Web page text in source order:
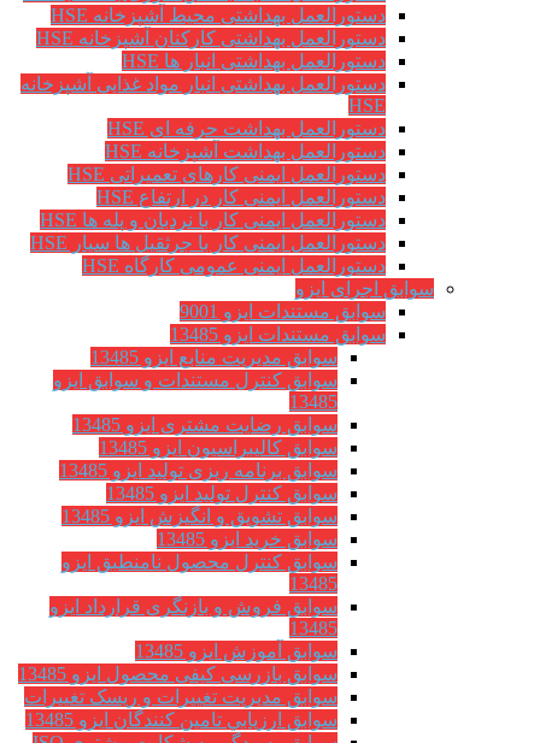
دستورالعمل بهداشتی محیط آشپزخانه HSE
دستورالعمل بهداشتی کارکنان آشپزخانه HSE
دستورالعمل بهداشتی انبار ها HSE
دستورالعمل بهداشتی انبار مواد غذایی آشپزخانه
HSE
دستورالعمل بهداشت حرفه ای HSE
دستورالعمل بهداشت آشپزخانه HSE
دستورالعمل ایمنی کارهای تعمیراتی HSE
دستورالعمل ایمنی کار در ارتفاع HSE
دستورالعمل ایمنی کار با نردبان و پله ها HSE
دستورالعمل ایمنی کار با جرثقیل ها سیار HSE
دستورالعمل ایمنی عمومی کارگاه HSE
سوابق اجرای ایزو
سوابق مستندات ایزو 9001
سوابق مستندات ایزو 13485
سوابق مدیریت منابع ایزو 13485
سوابق کنترل مستندات و سوابق ایزو
13485
سوابق رضایت مشتری ایزو 13485
سوابق كاليبراسيون ایزو 13485
سوابق برنامه ریزی تولید ایزو 13485
سوابق کنترل تولید ایزو 13485
سوابق تشویق و انگیزش ایزو 13485
سوابق خرید ایزو 13485
سوابق کنترل محصول نامنطبق ایزو
13485
سوابق فروش و بازنگری قرارداد ایزو
13485
سوابق آموزش ایزو 13485
سوابق بازرسی کیفی محصول ایزو 13485
سوابق مدیریت تغییرات و ریسک تغییرات
سوابق ارزيابي تامين كنندگان ایزو 13485